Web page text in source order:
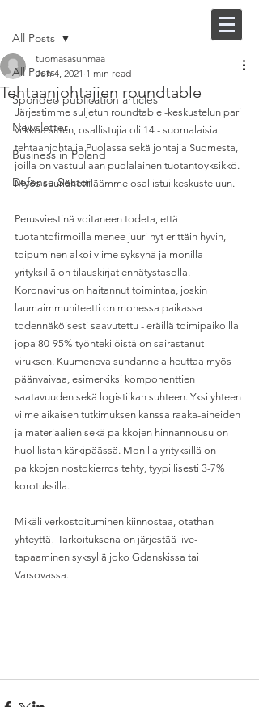
All Posts
Spondeo publication articles
Newsletter
Business in Poland
Defense Sector
All Posts
Tehtaanjohtajien roundtable
tuomasasunmaa
Jun 4, 2021 1 min read
Järjestimme suljetun roundtable -keskustelun pari
viikkoa sitten, osallistujia oli 14 - suomalaisia
tehtaanjohtajia Puolassa sekä johtajia Suomesta,
joilla on vastuullaan puolalainen tuotantoyksikkö.
Myös suurlähettiläämme osallistui keskusteluun.
Perusviestinä voitaneen todeta, että
tuotantofirmoilla menee juuri nyt erittäin hyvin,
toipuminen alkoi viime syksynä ja monilla
yrityksillä on tilauskirjat ennätystasolla.
Koronavirus on haitannut toimintaa, joskin
laumaimmuniteetti on monessa paikassa
todennäköisesti saavutettu - eräillä toimipaikoilla
jopa 80-95% työntekijöistä on sairastanut
viruksen. Kuumeneva suhdanne aiheuttaa myös
päänvaivaa, esimerkiksi komponenttien
saatavuuden sekä logistiikan suhteen. Yksi yhteen
viime aikaisen tutkimuksen kanssa raaka-aineiden
ja materiaalien sekä palkkojen hinnannousu on
huolilistan kärkipäässä. Monilla yrityksillä on
palkkojen nostokierros tehty, tyypillisesti 3-7%
korotuksilla.
Mikäli verkostoituminen kiinnostaa, otathan
yhteyttä! Tarkoituksena on järjestää live-
tapaaminen syksyllä joko Gdanskissa tai
Varsovassa.